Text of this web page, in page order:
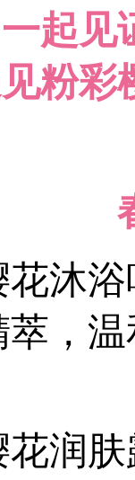
一起见
粉彩
花沐
，
花润